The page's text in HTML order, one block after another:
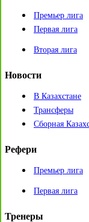
Премьер лига
Первая лига
Вторая лига
Новости
В Казахстане
Трансферы
Сборная
Рефери
Премьер лига
Первая лига
Тренеры